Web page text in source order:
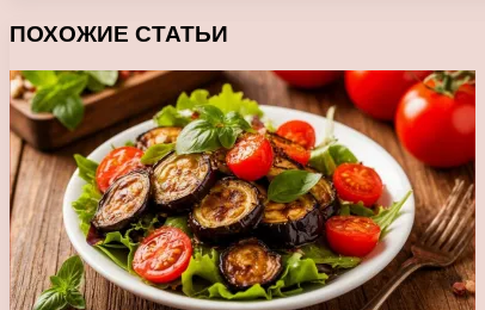
ПОХОЖИЕ СТАТЬИ